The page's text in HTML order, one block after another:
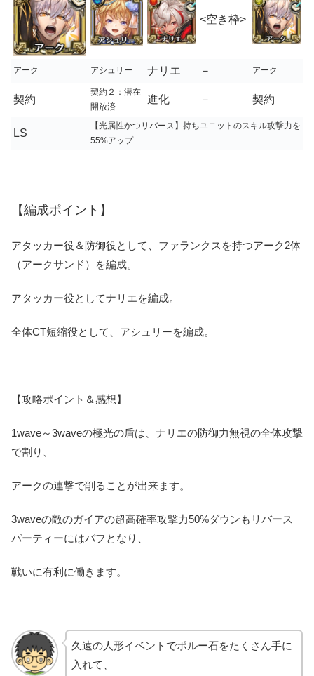
<空き枠>
アーク アシュリー ナリエ － アーク
契約
契約２：潜在
開放済
進化 － 契約
LS
【光属性かつリバース】持ちユニットのスキル攻撃力を
55%アップ
【編成ポイント】
アタッカー役＆防御役として、ファランクスを持つアーク2体
（アークサンド）を編成。
アタッカー役としてナリエを編成。
全体CT短縮役として、アシュリーを編成。
【攻略ポイント＆感想】
1wave～3waveの極光の盾は、ナリエの防御力無視の全体攻撃
で割り、
アークの連撃で削ることが出来ます。
3waveの敵のガイアの超高確率攻撃力50%ダウンもリバース
パーティーにはバフとなり、
戦いに有利に働きます。
久遠の人形イベントでポルー石をたくさん手に
入れて、